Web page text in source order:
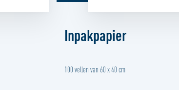
Inpakpapier
100 vellen van 60 x 40 cm